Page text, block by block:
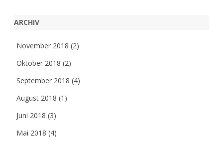
ARCHIV
November 2018 (2)
Oktober 2018 (2)
September 2018 (4)
August 2018 (1)
Juni 2018 (3)
Mai 2018 (4)